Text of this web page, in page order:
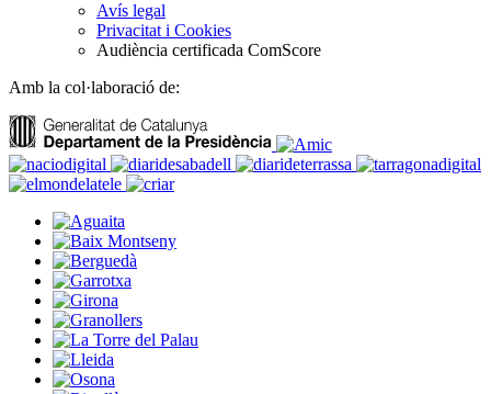
Avís legal
Privacitat i Cookies
Audiència certificada ComScore
Amb la col·laboració de: